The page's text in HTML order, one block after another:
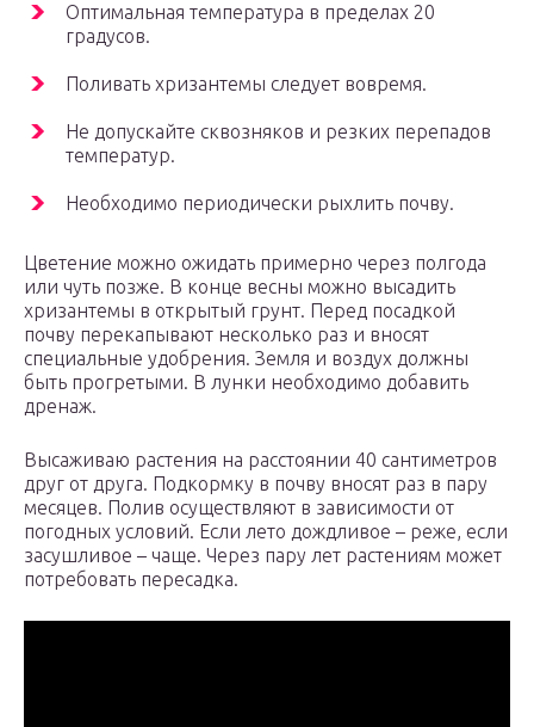
Оптимальная температура в пределах 20
градусов.
Поливать хризантемы следует вовремя.
Не допускайте сквозняков и резких перепадов
температур.
Необходимо периодически рыхлить почву.
Цветение можно ожидать примерно через полгода
или чуть позже. В конце весны можно высадить
хризантемы в открытый грунт. Перед посадкой
почву перекапывают несколько раз и вносят
специальные удобрения. Земля и воздух должны
быть прогретыми. В лунки необходимо добавить
дренаж.
Высаживаю растения на расстоянии 40 сантиметров
друг от друга. Подкормку в почву вносят раз в пару
месяцев. Полив осуществляют в зависимости от
погодных условий. Если лето дождливое – реже, если
засушливое – чаще. Через пару лет растениям может
потребовать пересадка.